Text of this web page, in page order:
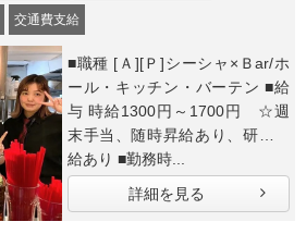
交通費支給
■職種 [Ａ][Ｐ]シーシャ×Ｂar/ホ
ール・キッチン・バーテン ■給
与 時給1300円～1700円 ☆週
末手当、随時昇給あり、研修時
給あり ■勤務時...
詳細を見る